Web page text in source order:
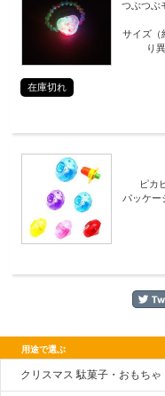
つぶつぶ
サイズ（
り
在庫切れ
ピカ
パッケ
用途で選ぶ
クリスマス 駄菓子・おもちゃ